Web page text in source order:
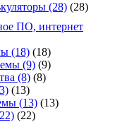
(28) (28)
ПО, интернет
(18) (18)
(9) (9)
(8) (8)
(13)
(13) (13)
(22)